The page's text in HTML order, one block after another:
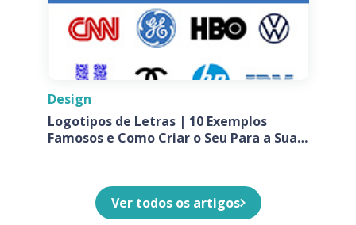
Design
Logotipos de Letras | 10 Exemplos
Famosos e Como Criar o Seu Para a Sua
Ver todos os artigos